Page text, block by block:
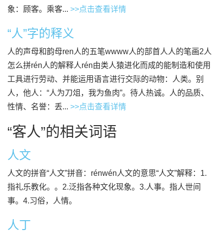
象：顾客。乘客... >>点击查看详情
“人”字的释义
人的声母和韵母ren人的五笔wwww人的部首人人的笔画2人
怎么拼rén人的解释人rén由类人猿进化而成的能制造和使用
工具进行劳动、并能运用语言进行交际的动物：人类。别
人，他人：“人为刀俎，我为鱼肉”。待人热诚。人的品质、
性情、名誉：丢... >>点击查看详情
“客人”的相关词语
人文
人文的拼音“人文”拼音：rénwén人文的意思“人文”解释：1.
指礼乐教化。。2.泛指各种文化现象。3.人事。指人世间
事。4.习俗，人情。
人丁